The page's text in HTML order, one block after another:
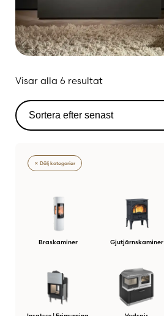
Visar alla 6 resultatSortera
✕ Dölj kategorier
Braskaminer Gjutjärnskaminer